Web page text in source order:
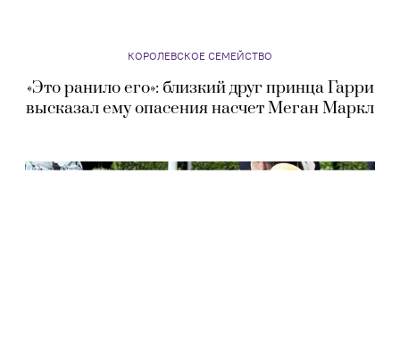
КОРОЛЕВСКОЕ СЕМЕЙСТВО
«Это ранило его»: близкий друг принца Гарри
высказал ему опасения насчет Меган Маркл